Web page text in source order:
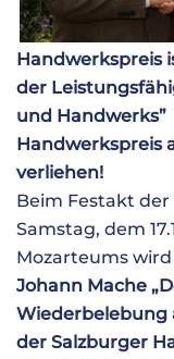
Handwerkspreis
der
und
Handwerkspreis
verliehen!
Beim Festakt
Samstag, dem
Mozarteums
Johann Mache
Wiederbelebung
der Salzburger